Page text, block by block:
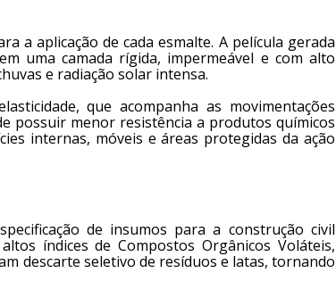
a aplicação de cada esmalte. A película gerada
uma camada rígida, impermeável e com alto
e radiação solar intensa.
que acompanha as movimentações
possuir menor resistência a produtos químicos
internas, móveis e áreas protegidas da ação
de insumos para a construção civil
índices de Compostos Orgânicos Voláteis,
descarte seletivo de resíduos e latas, tornando